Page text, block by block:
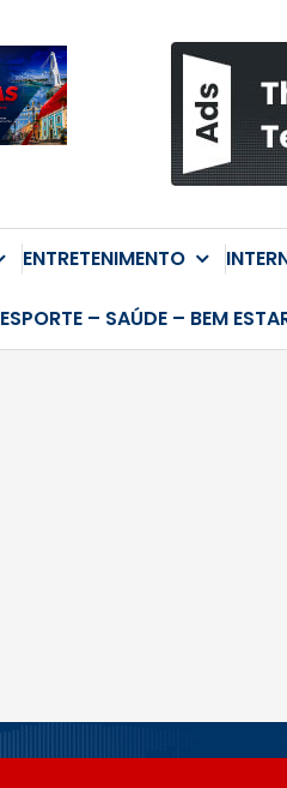
ENTRETENIMENTO
ESPORTE – SAÚDE – BEM